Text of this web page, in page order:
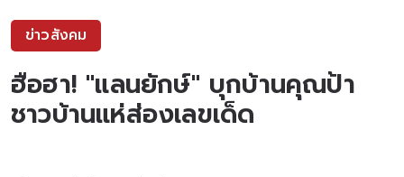
ข่าวสังคม
ฮือฮา! "แลนยักษ์" บุกบ้านคุณป้า
ชาวบ้านแห่ส่องเลขเด็ด